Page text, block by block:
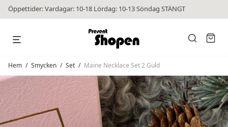
Öppettider: Vardagar: 10-18 Lördag: 10-13 Söndag STÄNGT
Hem / Smycken / Set / Maine Necklace Set 2 Guld